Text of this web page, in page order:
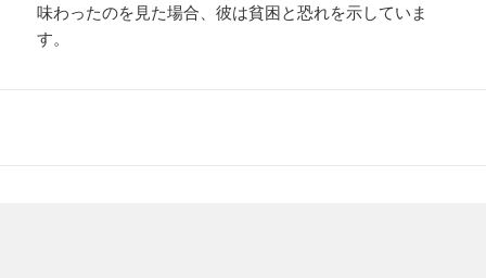
味わったのを見た場合、彼は貧困と恐れを示していま
す。